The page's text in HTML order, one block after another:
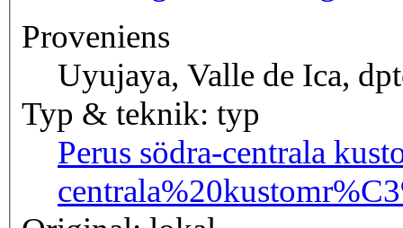
Proveniens
Uyujaya, Valle de Ica,
Typ & teknik: typ
Perus södra-centrala